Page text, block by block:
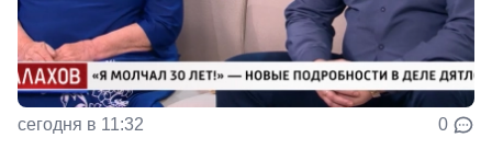
сегодня в 11:32 0